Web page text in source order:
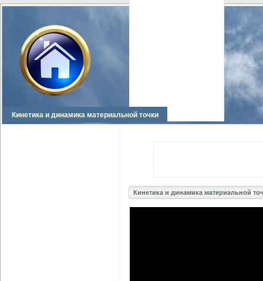
Кинетика и динамика материальной точки
Кинетика и динамика материальной